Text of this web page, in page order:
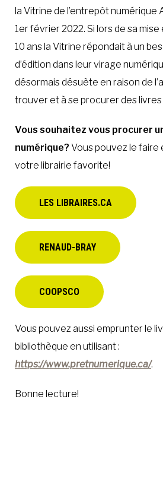
À PROPOS DEVENIR MEMBRE
la Vitrine de l’entrepôt numérique
1er février 2022. Si lors de sa mise
10 ans la Vitrine répondait à un
d’édition dans leur virage
désormais désuète en raison de
trouver et à se procurer des livres
Vous souhaitez vous procurer
numérique? Vous pouvez le
votre librairie favorite!
LES LIBRAIRES.CA
RENAUD-BRAY
COOPSCO
Vous pouvez aussi emprunter le
bibliothèque en utilisant :
https://www.pretnumerique.ca/.
Bonne lecture!